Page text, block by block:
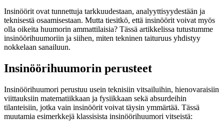
Insinöörit ovat tunnettuja tarkkuudestaan, analyyttisyydestään ja
teknisestä osaamisestaan. Mutta tiesitkö, että insinöörit voivat myös
olla oikeita huumorin ammattilaisia? Tässä artikkelissa tutustumme
insinöörihuumoriin ja siihen, miten tekninen taituruus yhdistyy
nokkelaan sanailuun.
Insinöörihuumorin perusteet
Insinöörihuumori perustuu usein teknisiin vitsailuihin, hienovaraisiin
viittauksiin matematiikkaan ja fysiikkaan sekä absurdeihin
tilanteisiin, jotka vain insinöörit voivat täysin ymmärtää. Tässä
muutamia esimerkkejä klassisista insinöörihuumori vitseistä: